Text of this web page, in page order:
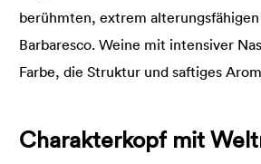
berühmten, extrem
Barbaresco. Weine mit intensiver
Farbe, die Struktur und saftiges
Charakterkopf mit